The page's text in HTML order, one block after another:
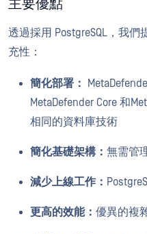
主要優點
透過採用 PostgreSQL，我
充性：
簡化部署：
MetaDefender Core 和
相同的資料庫技術
簡化基礎架構： 無需管
減少上線工作：
更高的效能： 優異的複